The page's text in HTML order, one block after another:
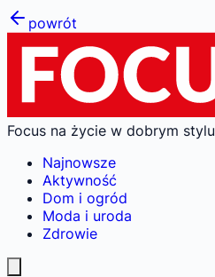
powrót
Focus na życie w dobrym stylu
Najnowsze
Aktywność
Dom i ogród
Moda i uroda
Zdrowie